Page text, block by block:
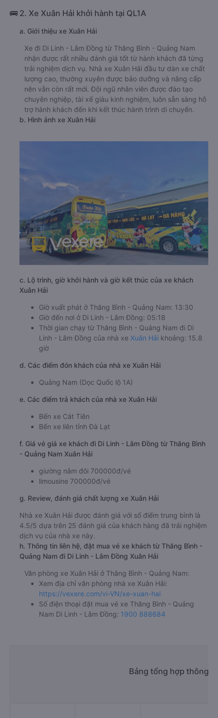
🚌 2. Xe Xuân Hải khởi hành tại QL1A
a. Giới thiệu xe Xuân Hải
Xe đi Di Linh - Lâm Đồng từ Thăng Bình - Quảng Nam
nhận được rất nhiều đánh giá tốt từ hành khách đã từng
trải nghiệm dịch vụ. Nhà xe Xuân Hải đầu tư dàn xe chất
lượng cao, thường xuyên được bảo dưỡng và nâng cấp
nên vẫn còn rất mới. Đội ngũ nhân viên được đào tạo
chuyên nghiệp, tài xế giàu kinh nghiệm, luôn sẵn sàng hỗ
trợ hành khách đến khi kết thúc hành trình di chuyển.
b. Hình ảnh xe Xuân Hải
c. Lộ trình, giờ khởi hành và giờ kết thúc của xe khách
Xuân Hải
Giờ xuất phát ở Thăng Bình - Quảng Nam: 13:30
Giờ đến nơi ở Di Linh - Lâm Đồng: 05:18
Thời gian chạy từ Thăng Bình - Quảng Nam đi Di
Linh - Lâm Đồng của nhà xe Xuân Hải khoảng: 15.8
giờ
d. Các điểm đón khách của nhà xe Xuân Hải
Quảng Nam (Dọc Quốc lộ 1A)
e. Các điểm trả khách của nhà xe Xuân Hải
Bến xe Cát Tiên
Bến xe liên tỉnh Đà Lạt
f. Giá vé giá xe khách đi Di Linh - Lâm Đồng từ Thăng Bình
- Quảng Nam Xuân Hải
giường nằm đôi 700000đ/vé
limousine 700000đ/vé
g. Review, đánh giá chất lượng xe Xuân Hải
Nhà xe Xuân Hải được đánh giá với số điểm trung bình là
4.5/5 dựa trên 25 đánh giá của khách hàng đã trải nghiệm
dịch vụ của nhà xe này.
h. Thông tin liên hệ, đặt mua vé xe khách từ Thăng Bình -
Quảng Nam đi Di Linh - Lâm Đồng Xuân Hải
Văn phòng xe Xuân Hải ở Thăng Bình - Quảng Nam:
Xem địa chỉ văn phòng nhà xe Xuân Hải:
https://vexere.com/vi-VN/xe-xuan-hai
Số điện thoại đặt mua vé xe Thăng Bình - Quảng
Nam Di Linh - Lâm Đồng: 1900 888684
Bảng tổng hợp thông